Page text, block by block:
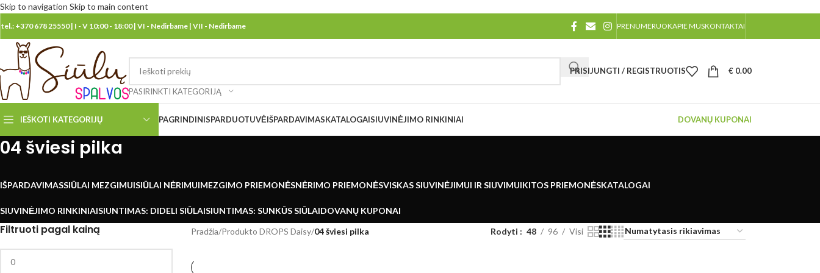
Skip to navigation Skip to main content
tel.: +370 678 25550 | I - V 10:00 - 18:00 | VI - Nedirbame | VII - Nedirbame PRENUMERUOKAPIE MUSKONTAKTAI
PASIRINKTI KATEGORIJĄ
PRISIJUNGTI / REGISTRUOTIS € 0.00
IEŠKOTI KATEGORIJŲ PAGRINDINISPARDUOTUVĖIŠPARDAVIMASKATALOGAISIUVINĖJIMO RINKINIAI DOVANŲ KUPONAI
04 šviesi pilka
IŠPARDAVIMASSIŪLAI MEZGIMUISIŪLAI NĖRIMUIMEZGIMO PRIEMONĖSNĖRIMO PRIEMONĖSVISKAS SIUVINĖJIMUI IR SIUVIMUIKITOS PRIEMONĖSKATALOGAI
SIUVINĖJIMO RINKINIAISIUNTIMAS: DIDELI SIŪLAISIUNTIMAS: SUNKŪS SIŪLAIDOVANŲ KUPONAI
Filtruoti pagal kainą Pradžia/Produkto DROPS Daisy/04 šviesi pilka Rodyti 48 96 Visi